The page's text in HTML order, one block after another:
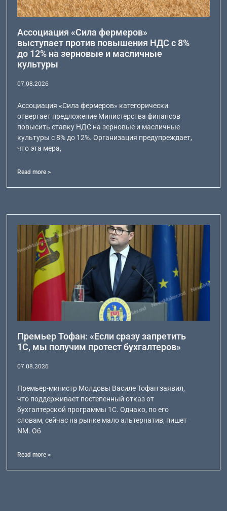
Ассоциация «Сила фермеров»
выступает против повышения НДС с 8%
до 12% на зерновые и масличные
культуры
07.08.2026
Ассоциация «Сила фермеров» категорически
отвергает предложение Министерства финансов
повысить ставку НДС на зерновые и масличные
культуры с 8% до 12%. Организация предупреждает,
что эта мера,
Read more >
Премьер Тофан: «Если сразу запретить
1С, мы получим протест бухгалтеров»
07.08.2026
Премьер-министр Молдовы Василе Тофан заявил,
что поддерживает постепенный отказ от
бухгалтерской программы 1С. Однако, по его
словам, сейчас на рынке мало альтернатив, пишет
NM. Об
Read more >